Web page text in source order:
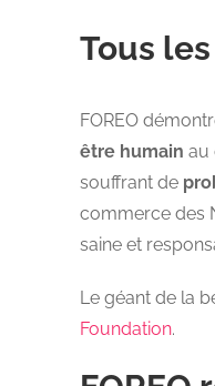
Tous
FOREO
être humain au
souffrant de
commerce des
saine et
Le géant de la
Foundation.